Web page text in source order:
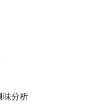
分析